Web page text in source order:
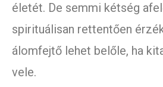
életét. De semmi kétség
spirituálisan rettentően
álomfejtő lehet belőle, ha
vele.